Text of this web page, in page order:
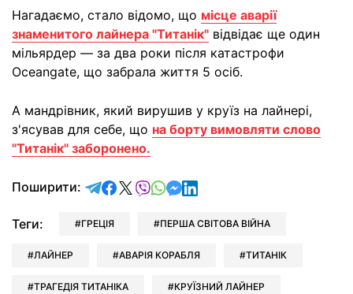
Нагадаємо, стало відомо, що місце аварії
знаменитого лайнера "Титанік" відвідає ще один
мільярдер — за два роки після катастрофи
Oceangate, що забрала життя 5 осіб.
А мандрівник, який вирушив у круїз на лайнері,
з'ясував для себе, що на борту вимовляти слово
"Титанік" заборонено.
Поширити: відправити у Telegram
поділитись у Facebook
поділитись у X
відправити у Viber
відправити у Whatsapp
відправити у Messenger
відправити у LinkedIn
Теги: ГРЕЦІЯ ПЕРША СВІТОВА ВІЙНА
ЛАЙНЕР АВАРІЯ КОРАБЛЯ ТИТАНІК
ТРАГЕДІЯ ТИТАНІКА КРУЇЗНИЙ ЛАЙНЕР